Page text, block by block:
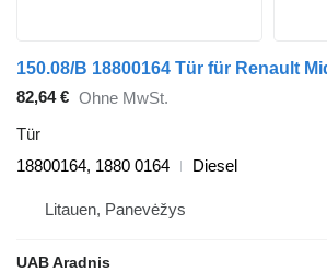
150.08/B 18800164 Tür für Renault
82,64 € Ohne MwSt.
Tür
18800164, 1880 0164
Diesel
Litauen, Panevėžys
UAB Aradnis